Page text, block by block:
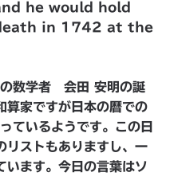
he would hold
in 1742 at the
数学者 会田 安明の誕
算家ですが日本の暦での
ているようです。この日
リストもありますし、一
います。今日の言葉はソ